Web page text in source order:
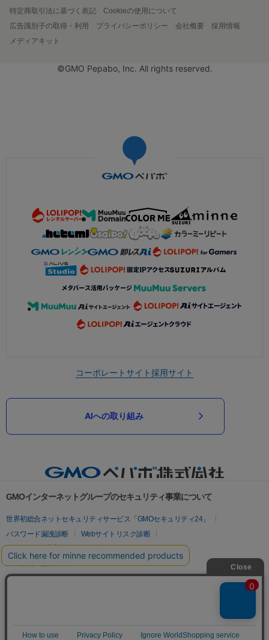
特定商取引法に基づく表記
Cookieの使用について
広告識別子の取得・利用
プライバシーポリシー 会社概要
採用情報
メディアキット
©GMO Pepabo, Inc. All rights reserved.
コーポレートサイト採用サイト
AIへの取り組み
GMOインターネットグループのセキュリティ事業について
世界初総合ネットセキュリティサービス「GMOセキュリティ24」
パスワード漏洩診断
Webサイトリスク診断
セキュリティ相談AIチャットボット
実在証明・盗聴対策
サイバー攻撃対策（GMOサイバーセキュリティ byイエラエ）